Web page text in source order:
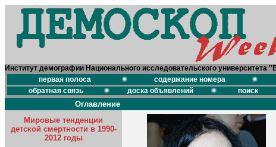
Институт демографии Национального исследовательского университета
первая полоса
содержание номера
обратная связь
доска объявлений поиск
Оглавление
Мировые тенденции
детской смертности в 1990-
2012 годы